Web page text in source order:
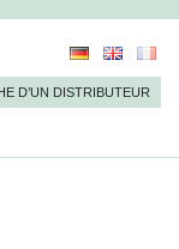
D’UN DISTRIBUTEUR